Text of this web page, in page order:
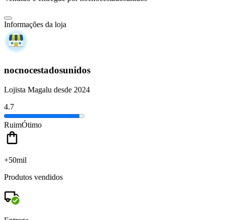
Informações da loja
nocnocestadosunidos
Lojista Magalu desde 2024
4.7
RuimÓtimo
+50mil
Produtos vendidos